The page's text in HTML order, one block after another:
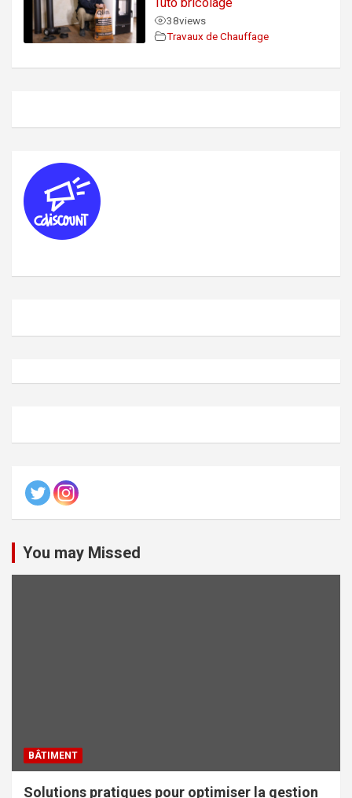
38views
Travaux de Chauffage
You may Missed
BÂTIMENT
Solutions pratiques pour optimiser la gestion